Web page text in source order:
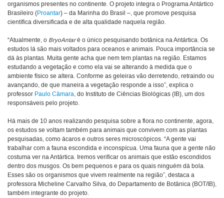
organismos presentes no continente. O projeto integra o Programa Antártico
Brasileiro (Proantar) – da Marinha do Brasil –, que promove pesquisa
científica diversificada e de alta qualidade naquela região.
“Atualmente, o BryoAntaré o único pesquisando botânica na Antártica. Os
estudos lá são mais voltados para oceanos e animais. Pouca importância se
dá às plantas. Muita gente acha que nem tem plantas na região. Estamos
estudando a vegetação e como ela vai se alterando à medida que o
ambiente físico se altera. Conforme as geleiras vão derretendo, retraindo ou
avançando, de que maneira a vegetação responde a isso”, explica o
professor Paulo Câmara, do Instituto de Ciências Biológicas (IB), um dos
responsáveis pelo projeto.
Há mais de 10 anos realizando pesquisa sobre a flora no continente, agora,
os estudos se voltam também para animais que convivem com as plantas
pesquisadas, como ácaros e outros seres microscópicos. “A gente vai
trabalhar com a fauna escondida e inconspícua. Uma fauna que a gente não
costuma ver na Antártica. Iremos verificar os animais que estão escondidos
dentro dos musgos. Os bem pequenos e para os quais ninguém dá bola.
Esses são os organismos que vivem realmente na região”, destaca a
professora Micheline Carvalho Silva, do Departamento de Botânica (BOT/IB),
também integrante do projeto.